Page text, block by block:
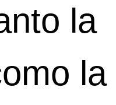
la
la